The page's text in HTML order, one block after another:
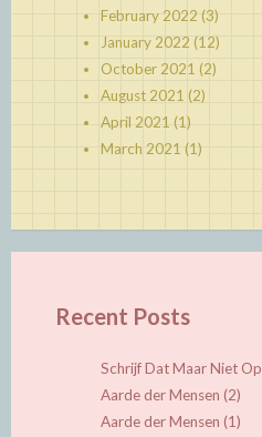
February 2022 (3)
January 2022 (12)
October 2021 (2)
August 2021 (2)
April 2021 (1)
March 2021 (1)
Recent Posts
Schrijf Dat Maar Niet Op
Aarde der Mensen (2)
Aarde der Mensen (1)